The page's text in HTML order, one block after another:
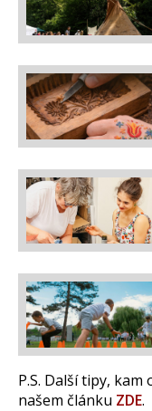
P.S. Další tipy,
našem článku ZDE.